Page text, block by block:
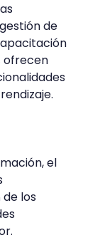
de
ofrecen
el
los